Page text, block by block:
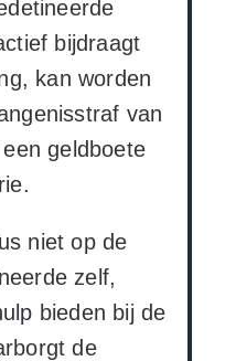
bijdraagt
kan worden
van
geldboete
niet op de
zelf,
bieden bij de
de